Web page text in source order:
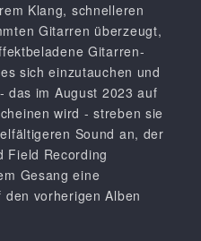
Klang, schnelleren
Gitarren überzeugt,
Gitarren-
sich einzutauchen und
das im August 2023 auf
wird - streben sie
Sound an, der
Field Recording
Gesang eine
vorherigen Alben